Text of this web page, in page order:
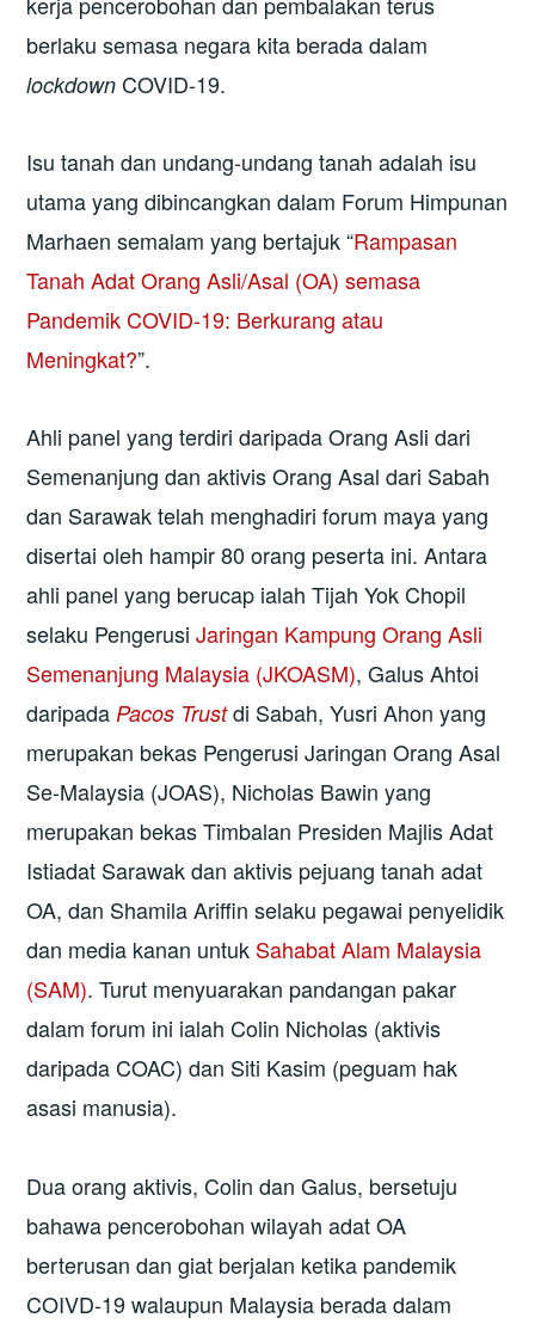
berlaku semasa negara kita berada dalam
lockdown COVID-19.
Isu tanah dan undang-undang tanah adalah isu
utama yang dibincangkan dalam Forum Himpunan
Marhaen semalam yang bertajuk “Rampasan
Tanah Adat Orang Asli/Asal (OA) semasa
Pandemik COVID-19: Berkurang atau
Meningkat?”.
Ahli panel yang terdiri daripada Orang Asli dari
Semenanjung dan aktivis Orang Asal dari Sabah
dan Sarawak telah menghadiri forum maya yang
disertai oleh hampir 80 orang peserta ini. Antara
ahli panel yang berucap ialah Tijah Yok Chopil
selaku PengerusiJaringan Kampung Orang Asli
Semenanjung Malaysia (JKOASM), Galus Ahtoi
daripadaPacos Trustdi Sabah, Yusri Ahon yang
merupakan bekas Pengerusi Jaringan Orang Asal
Se-Malaysia (JOAS), Nicholas Bawin yang
merupakan bekas Timbalan Presiden Majlis Adat
Istiadat Sarawak dan aktivis pejuang tanah adat
OA, dan Shamila Ariffin selaku pegawai penyelidik
dan media kanan untuk Sahabat Alam Malaysia
(SAM). Turut menyuarakan pandangan pakar
dalam forum ini ialah Colin Nicholas (aktivis
daripada COAC) dan Siti Kasim (peguam hak
asasi manusia).
Dua orang aktivis, Colin dan Galus, bersetuju
bahawa pencerobohan wilayah adat OA
berterusan dan giat berjalan ketika pandemik
COIVD-19 walaupun Malaysia berada dalam